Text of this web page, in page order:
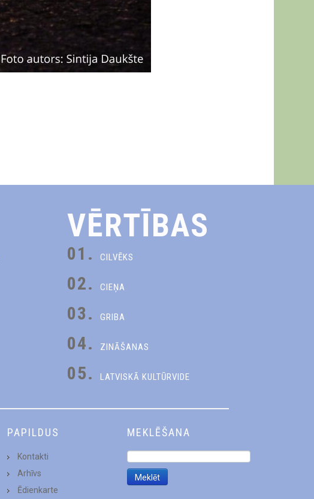
VĒRTĪBAS
01. CILVĒKS
02. CIEŅA
03. GRIBA
04. ZINĀŠANAS
05. LATVISKĀ KULTŪRVIDE
PAPILDUS
Kontakti
Arhīvs
Ēdienkarte
MEKLĒŠANA